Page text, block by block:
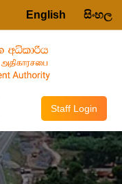
English සිංහල
Staff Login